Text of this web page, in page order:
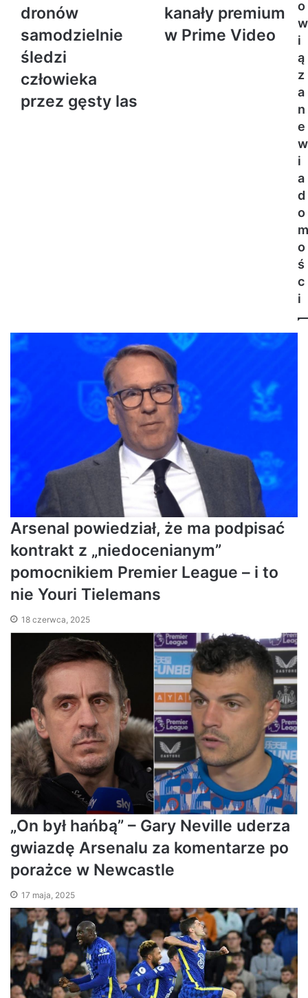
dronów
samodzielnie
śledzi
człowieka
przez gęsty las
kanały premium
w Prime Video
o
w
i
ą
z
a
n
e
w
i
a
d
o
m
o
ś
c
i
Arsenal powiedział, że ma podpisać
kontrakt z „niedocenianym”
pomocnikiem Premier League – i to
nie Youri Tielemans
18 czerwca, 2025
„On był hańbą” – Gary Neville uderza
gwiazdę Arsenalu za komentarze po
porażce w Newcastle
17 maja, 2025